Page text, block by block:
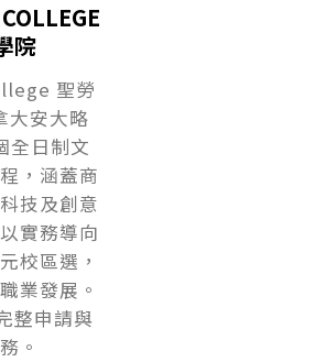
院
聖勞
大安大略
全日制文
，涵蓋商
技及創意
實務導向
校區選，
業發展。
整申請與
。